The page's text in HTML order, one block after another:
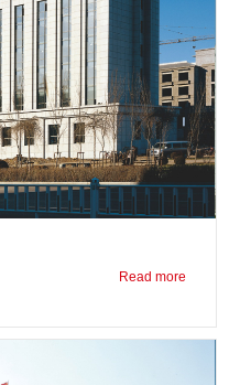
Read more